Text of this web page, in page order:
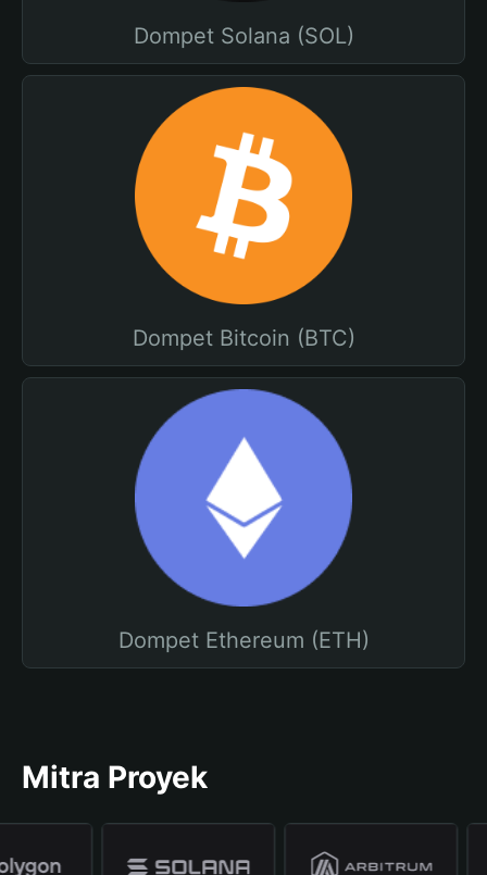
Dompet Solana (SOL)
Dompet Bitcoin (BTC)
Dompet Ethereum (ETH)
Mitra Proyek